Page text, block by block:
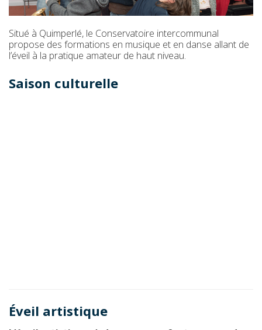
Situé à Quimperlé, le Conservatoire intercommunal
propose des formations en musique et en danse allant de
l’éveil à la pratique amateur de haut niveau.
Saison culturelle
Éveil artistique